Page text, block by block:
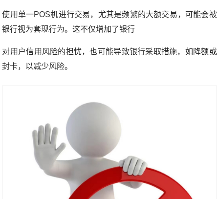
使用单一POS机进行交易，尤其是频繁的大额交易，可能会被
银行视为套现行为。这不仅增加了银行
对用户信用风险的担忧，也可能导致银行采取措施，如降额或
封卡，以减少风险。